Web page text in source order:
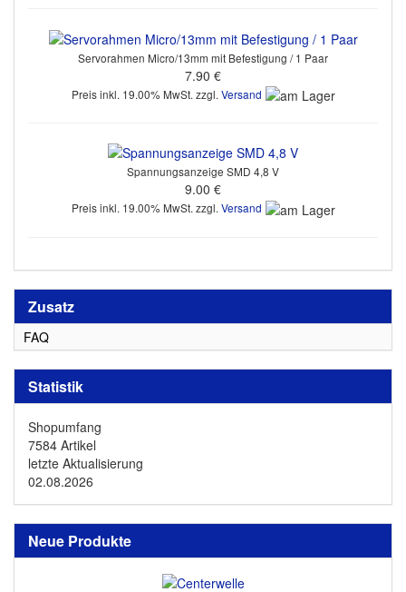
Servorahmen Micro/13mm mit Befestigung / 1 Paar
7.90 €
Preis inkl. 19.00% MwSt. zzgl. Versand
Spannungsanzeige SMD 4,8 V
9.00 €
Preis inkl. 19.00% MwSt. zzgl. Versand
Zusatz
FAQ
Statistik
Shopumfang
7584 Artikel
letzte Aktualisierung
02.08.2026
Neue Produkte